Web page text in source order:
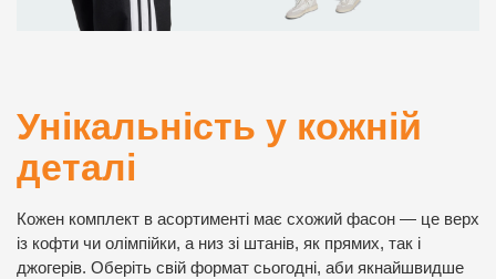
Унікальність у кожній
деталі
Кожен комплект в асортименті має схожий фасон — це верх
із кофти чи олімпійки, а низ зі штанів, як прямих, так і
джогерів. Оберіть свій формат сьогодні, аби якнайшвидше